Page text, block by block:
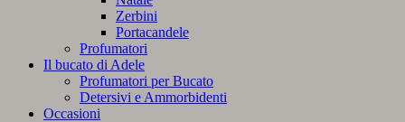
Zerbini
Portacandele
Profumatori
Il bucato di Adele
Profumatori per Bucato
Detersivi e Ammorbidenti
Occasioni